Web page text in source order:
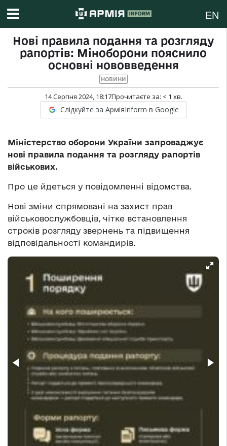
EN
Нові правила подання та розгляду
рапортів: Міноборони пояснило
основні нововведення
НОВИНИ
14 Серпня 2024, 18:17Прочитаєте за: < 1 хв.
Слідкуйте за АрміяInform в Google
Міністерство оборони України запроваджує
нові правила подання та розгляду рапортів
військових.
Про це йдеться у повідомленні відомства.
Нові зміни спрямовані на захист прав
військовослужбовців, чітке встановлення
строків розгляду звернень та підвищення
відповідальності командирів.